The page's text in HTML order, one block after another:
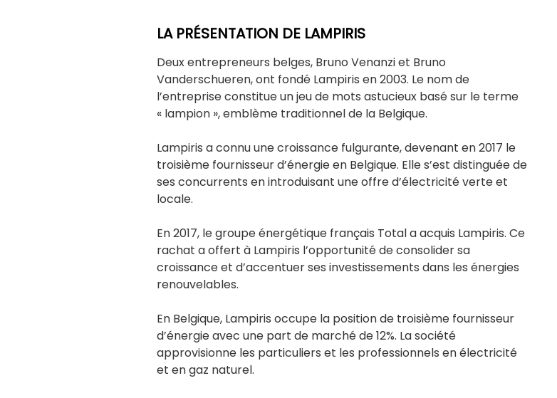
LA PRÉSENTATION DE LAMPIRIS
Deux entrepreneurs belges, Bruno Venanzi et Bruno
Vanderschueren, ont fondé Lampiris en 2003. Le nom de
l’entreprise constitue un jeu de mots astucieux basé sur le terme
« lampion », emblème traditionnel de la Belgique.
Lampiris a connu une croissance fulgurante, devenant en 2017 le
troisième fournisseur d’énergie en Belgique. Elle s’est distinguée de
ses concurrents en introduisant une offre d’électricité verte et
locale.
En 2017, le groupe énergétique français Total a acquis Lampiris. Ce
rachat a offert à Lampiris l’opportunité de consolider sa
croissance et d’accentuer ses investissements dans les énergies
renouvelables.
En Belgique, Lampiris occupe la position de troisième fournisseur
d’énergie avec une part de marché de 12%. La société
approvisionne les particuliers et les professionnels en électricité
et en gaz naturel.